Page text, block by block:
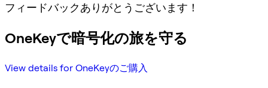
フィードバックありがとうございます！
OneKeyで暗号化の旅を守る
View details for OneKeyのご購入